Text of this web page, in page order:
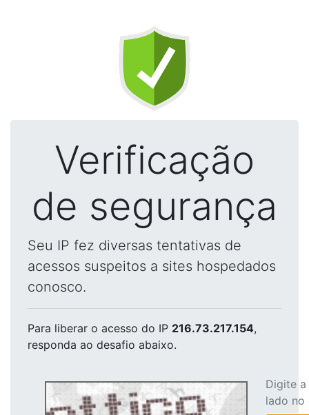
Verificação
de segurança
Seu IP fez diversas tentativas de
acessos suspeitos a sites hospedados
conosco.
Para liberar o acesso do IP 216.73.217.154,
responda ao desafio abaixo.
Digite
lado no